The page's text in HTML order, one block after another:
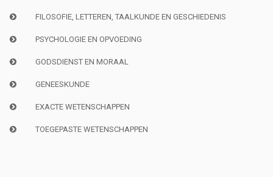
FILOSOFIE, LETTEREN, TAALKUNDE EN GESCHIEDENIS
PSYCHOLOGIE EN OPVOEDING
GODSDIENST EN MORAAL
GENEESKUNDE
EXACTE WETENSCHAPPEN
TOEGEPASTE WETENSCHAPPEN